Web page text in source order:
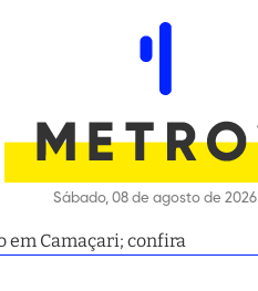
Sábado, 08 de agosto de 2026
em Camaçari; confira